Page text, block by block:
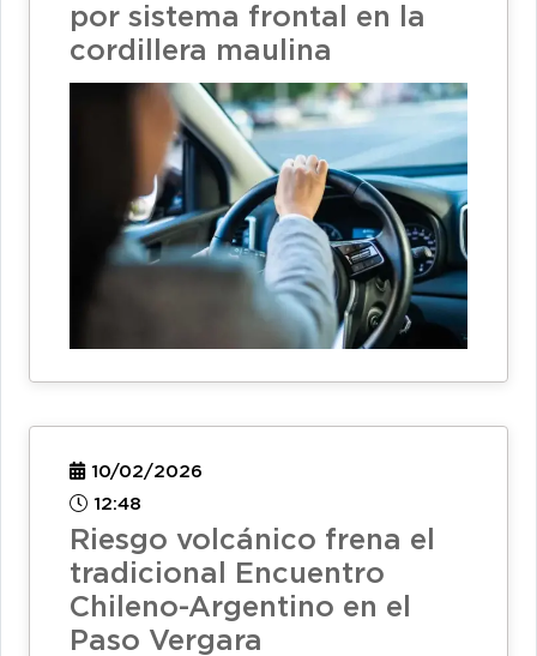
por sistema frontal en la
cordillera maulina
10/02/2026
12:48
Riesgo volcánico frena el
tradicional Encuentro
Chileno-Argentino en el
Paso Vergara